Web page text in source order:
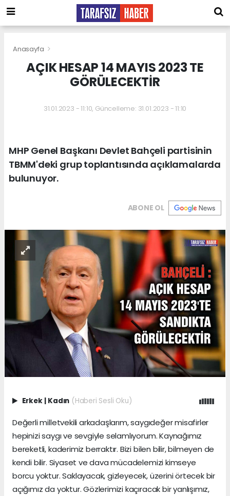
Anasayfa
AÇIK HESAP 14 MAYIS 2023 TE
GÖRÜLECEKTİR
31.01.2023 - 11:10, Güncelleme: 31.01.2023 - 11:10
MHP Genel Başkanı Devlet Bahçeli partisinin
TBMM'deki grup toplantısında açıklamalarda
bulunuyor.
ABONE OL
Erkek | Kadın (Haberi Sesli Oku)
Değerli milletvekili arkadaşlarım, saygıdeğer misafirler
hepinizi saygı ve sevgiyle selamlıyorum. Kaynağımız
bereketli, kaderimiz berraktır. Bizi bilen bilir, bilmeyen de
kendi bilir. Siyaset ve dava mücadelemizi kimseye
borcu yoktur. Saklayacak, gizleyecek, üzerini örtecek bir
açığımız da yoktur. Gözlerimizi kaçıracak bir yanlışımız,